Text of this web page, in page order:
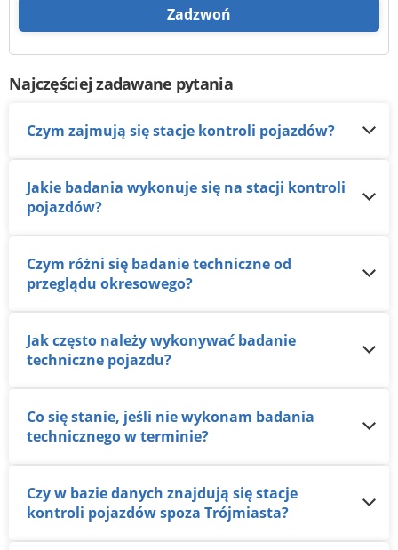
Zadzwoń
Najczęściej zadawane pytania
Czym zajmują się stacje kontroli pojazdów?
Jakie badania wykonuje się na stacji kontroli
pojazdów?
Czym różni się badanie techniczne od
przeglądu okresowego?
Jak często należy wykonywać badanie
techniczne pojazdu?
Co się stanie, jeśli nie wykonam badania
technicznego w terminie?
Czy w bazie danych znajdują się stacje
kontroli pojazdów spoza Trójmiasta?